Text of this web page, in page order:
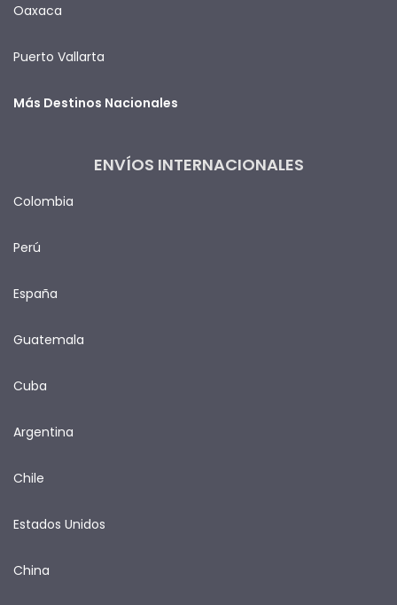
Oaxaca
Puerto Vallarta
Más Destinos Nacionales
ENVÍOS INTERNACIONALES
Colombia
Perú
España
Guatemala
Cuba
Argentina
Chile
Estados Unidos
China